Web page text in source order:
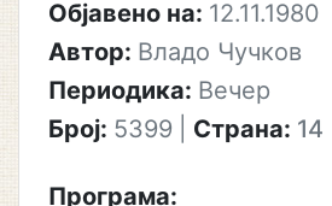
Објавено на: 12.11.1980
Автор: Владо Чучков
Периодика: Вечер
Број: 5399 Страна: 14
Програма: